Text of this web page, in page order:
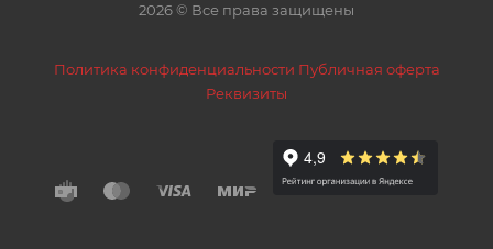
2026 © Все права защищены
Политика конфиденциальности Публичная оферта
Реквизиты